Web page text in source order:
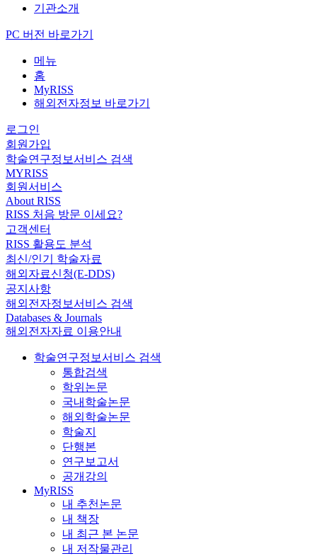
기관소개
PC 버전 바로가기
메뉴
홈
MyRISS
해외전자정보 바로가기
로그인
회원가입
학술연구정보서비스 검색
MYRISS
회원서비스
About RISS
RISS 처음 방문 이세요?
고객센터
RISS 활용도 분석
최신/인기 학술자료
해외자료신청(E-DDS)
공지사항
해외전자정보서비스 검색
Databases & Journals
해외전자자료 이용안내
학술연구정보서비스 검색
통합검색
학위논문
국내학술논문
해외학술논문
학술지
단행본
연구보고서
공개강의
MyRISS
내 추천논문
내 책장
내 최근 본 논문
내 저작물관리